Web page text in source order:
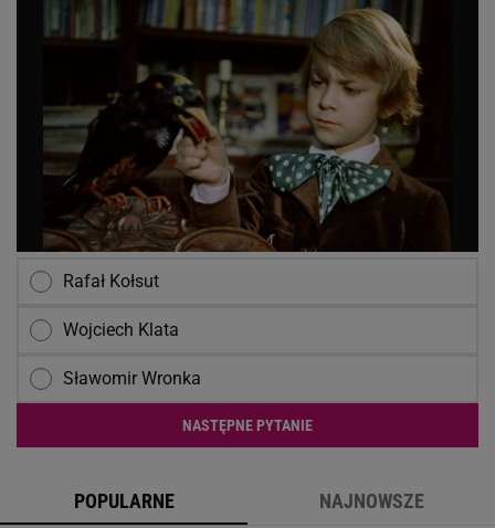
Rafał Kołsut
Wojciech Klata
Sławomir Wronka
NASTĘPNE PYTANIE
POPULARNE NAJNOWSZE